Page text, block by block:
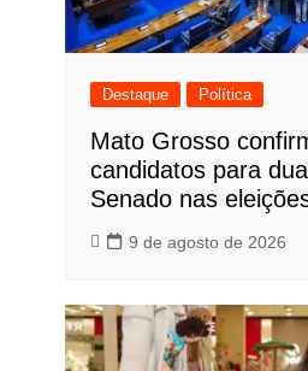
Destaque Política
Mato Grosso
candidatos para
Senado nas
9 de agosto de 2026